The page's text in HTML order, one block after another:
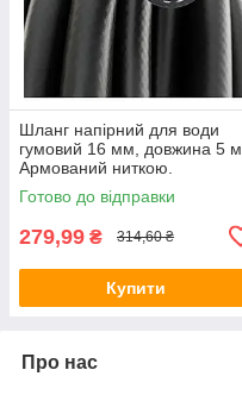
Шланг напірний для води
гумовий 16 мм, довжина 5 м.
Армований ниткою.
Готово до відправки
279,99 ₴ 314,60 ₴
Купити
Про нас